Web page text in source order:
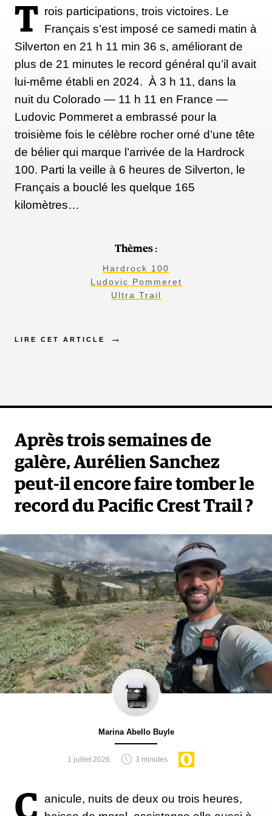
T rois participations, trois victoires. Le
Français s’est imposé ce samedi matin à
Silverton en 21 h 11 min 36 s, améliorant de
plus de 21 minutes le record général qu’il avait
lui-même établi en 2024. À 3 h 11, dans la
nuit du Colorado — 11 h 11 en France —
Ludovic Pommeret a embrassé pour la
troisième fois le célèbre rocher orné d’une tête
de bélier qui marque l’arrivée de la Hardrock
100. Parti la veille à 6 heures de Silverton, le
Français a bouclé les quelque 165
kilomètres…
Thèmes :
Hardrock 100
Ludovic Pommeret
Ultra Trail
LIRE CET ARTICLE
Après trois semaines de
galère, Aurélien Sanchez
peut-il encore faire tomber le
record du Pacific Crest Trail ?
Marina Abello Buyle
1 juillet 2026 3 minutes
anicule, nuits de deux ou trois heures,